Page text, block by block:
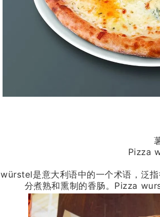
Pizza
würstel是意大利语中的一个术语，泛
分煮熟和熏制的香肠。 Pizza